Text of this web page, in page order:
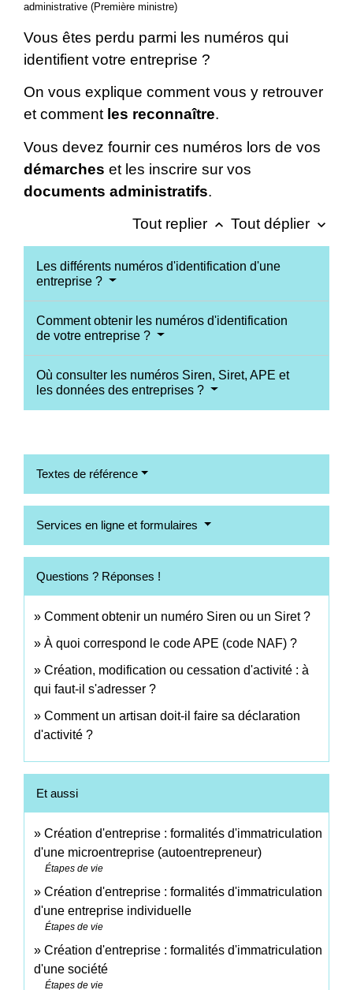
administrative (Première ministre)
Vous êtes perdu parmi les numéros qui
identifient votre entreprise ?
On vous explique comment vous y retrouver
et comment les reconnaître.
Vous devez fournir ces numéros lors de vos
démarches et les inscrire sur vos
documents administratifs.
Tout replier keyboard_arrow_up Tout déplier keyboard_arrow_down
Les différents numéros d'identification d'une
entreprise ?
Comment obtenir les numéros d'identification
de votre entreprise ?
Où consulter les numéros Siren, Siret, APE et
les données des entreprises ?
Textes de référence
Services en ligne et formulaires
Questions ? Réponses !
Comment obtenir un numéro Siren ou un Siret ?
À quoi correspond le code APE (code NAF) ?
Création, modification ou cessation d'activité : à
qui faut-il s'adresser ?
Comment un artisan doit-il faire sa déclaration
d'activité ?
Et aussi
Création d'entreprise : formalités d'immatriculation
d'une microentreprise (autoentrepreneur)
Étapes de vie
Création d'entreprise : formalités d'immatriculation
d'une entreprise individuelle
Étapes de vie
Création d'entreprise : formalités d'immatriculation
d'une société
Étapes de vie